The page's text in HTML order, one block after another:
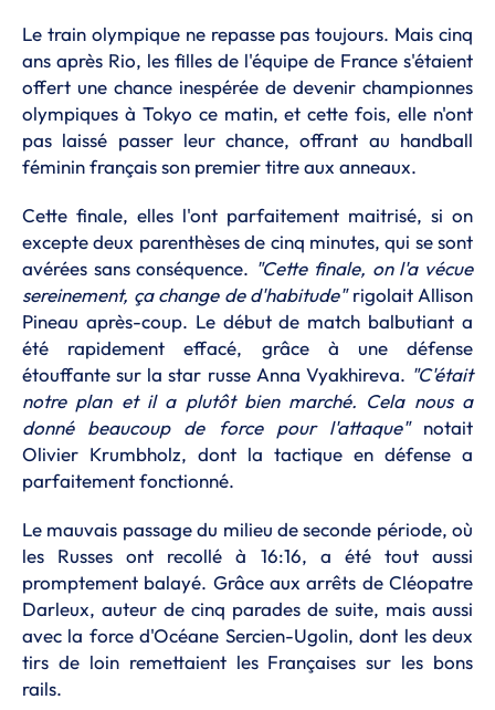
Le train olympique ne repasse pas toujours. Mais cinq
ans après Rio, les filles de l'équipe de France s'étaient
offert une chance inespérée de devenir championnes
olympiques à Tokyo ce matin, et cette fois, elle n'ont
pas laissé passer leur chance, offrant au handball
féminin français son premier titre aux anneaux.
Cette finale, elles l'ont parfaitement maitrisé, si on
excepte deux parenthèses de cinq minutes, qui se sont
avérées sans conséquence. "Cette finale, on l'a vécue
sereinement, ça change de d'habitude"rigolait Allison
Pineau après-coup. Le début de match balbutiant a
été rapidement effacé, grâce à une défense
étouffante sur la star russe Anna Vyakhireva. "C'était
notre plan et il a plutôt bien marché. Cela nous a
donné beaucoup de force pour l'attaque"notait
Olivier Krumbholz, dont la tactique en défense a
parfaitement fonctionné.
Le mauvais passage du milieu de seconde période, où
les Russes ont recollé à 16:16, a été tout aussi
promptement balayé. Grâce aux arrêts de Cléopatre
Darleux, auteur de cinq parades de suite, mais aussi
avec la force d'Océane Sercien-Ugolin, dont les deux
tirs de loin remettaient les Françaises sur les bons
rails.